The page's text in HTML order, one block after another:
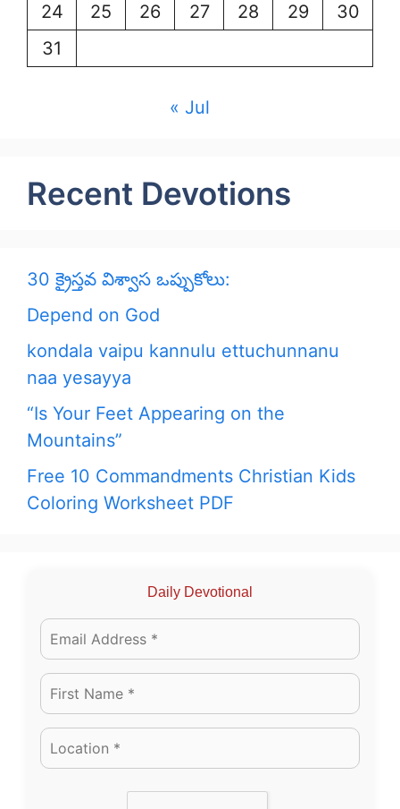
24
25 26 27 28 29
30
31
« Jul
Recent Devotions
30 క్రైస్తవ విశ్వాస ఒప్పుకోలు:
Depend on God
kondala vaipu kannulu ettuchunnanu
naa yesayya
“Is Your Feet Appearing on the
Mountains”
Free 10 Commandments Christian Kids
Coloring Worksheet PDF
Daily Devotional